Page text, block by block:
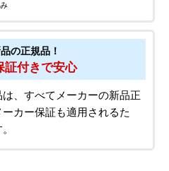
の正規品！
証付きで安心
、すべてメーカーの新品正
カー保証も適用されるた